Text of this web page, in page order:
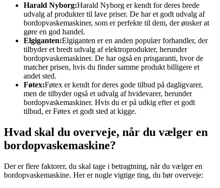
Harald Nyborg:Harald Nyborg er kendt for deres brede
udvalg af produkter til lave priser. De har et godt udvalg af
bordopvaskemaskiner, som er perfekte til dem, der ønsker at
gøre en god handel.
Elgiganten:Elgiganten er en anden populær forhandler, der
tilbyder et bredt udvalg af elektroprodukter, herunder
bordopvaskemaskiner. De har også en prisgaranti, hvor de
matcher prisen, hvis du finder samme produkt billigere et
andet sted.
Føtex:Føtex er kendt for deres gode tilbud på dagligvarer,
men de tilbyder også et udvalg af hvidevarer, herunder
bordopvaskemaskiner. Hvis du er på udkig efter et godt
tilbud, er Føtex et godt sted at kigge.
Hvad skal du overveje, når du vælger en
bordopvaskemaskine?
Der er flere faktorer, du skal tage i betragtning, når du vælger en
bordopvaskemaskine. Her er nogle vigtige ting, du bør overveje: